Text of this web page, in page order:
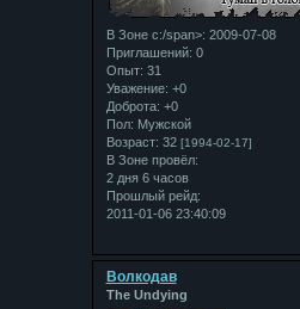
В Зоне с:/span>: 2009-07-08
Приглашений: 0
Опыт: 31
Уважение: +0
Доброта: +0
Пол: Мужской
Возраст: 32 [1994-02-17]
В Зоне провёл:
2 дня 6 часов
Прошлый рейд:
2011-01-06 23:40:09
Bолкодав
The Undying